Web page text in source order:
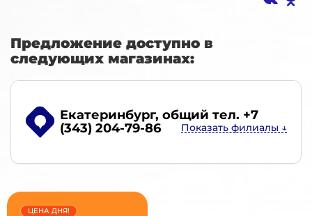
Предложение доступно в
следующих магазинах:
Екатеринбург, общий тел. +7
(343) 204-79-86
ЦЕНА ДНЯ!